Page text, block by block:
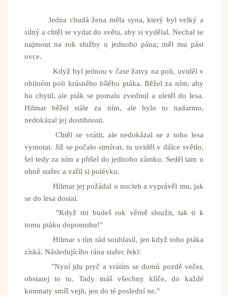
Jedna chudá žena měla syna, který byl velký a
silný a chtěl se vydat do světa, aby si vydělal. Nechal se
najmout na rok služby u jednoho pána; měl mu pást
ovce.
Když byl jednou v čase žatvy na poli, uviděl v
obilném poli krásného bílého ptáka. Běžel za ním, aby
ho chytil, ale pták se pomalu zvednul a uletěl do lesa.
Hilmar běžel stále za ním, ale bylo to nadarmo,
nedokázal jej dostihnout.
Chtěl se vrátit, ale nedokázal se z toho lesa
vymotat. Již se počalo stmívat, tu uviděl v dálce světlo,
šel tedy za ním a přišel do jednoho zámku. Seděl tam u
ohně stařec a vařil si polévku.
Hilmar jej požádal o nocleh a vyprávěl mu, jak
se do lesa dostal.
"Když mi budeš rok věrně sloužit, tak ti k
tomu ptáku dopomohu!"
Hilmar s tím rád souhlasil, jen když toho ptáka
získá. Následujícího rána stařec řekl:
"Nyní jdu pryč a vrátím se domů pozdě večer,
obstarej to tu. Tady máš všechny klíče, do každé
komnaty smíš vejít, jen do té poslední ne."